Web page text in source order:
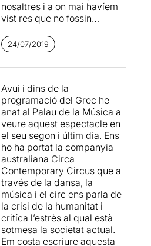
nosaltres i a on mai havíem
vist res que no fossin
de la Música Catalana
Circa Contemporany
Circusestrenava el seu
Circa Contemporany
Circus té la seva seu a
Brisbane (Austràlia)i és la
pionera de la manera com la
física extrema pot crear
actuacions poderoses, i al
mateix temps impregnades
d'una sensibilitat i poètica
realment impactants. Va ser
creada en 1987 amb el nom
de "Rock & Roll Circus" per
Derek Ives i Antonella
Casella, en 2004 canvia el
24/07/2019
Avui i dins de la
programació del Grec he
anat al Palau de la Música a
veure aquest espectacle en
el seu segon i últim dia. Ens
ho ha portat la companyia
australiana Circa
Contemporary Circus que a
través de la dansa, la
música i el circ ens parla de
la crisi de la humanitat i
critíca l’estrès al qual està
sotmesa la societat actual.
Em costa escriure aquesta